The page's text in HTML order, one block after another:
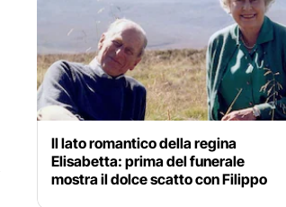
Il lato romantico della regina
Elisabetta: prima del funerale
mostra il dolce scatto con Filippo